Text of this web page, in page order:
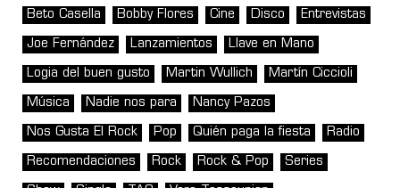
Beto Casella Bobby Flores Cine Disco Entrevistas
Joe Fernández Lanzamientos Llave en Mano
Logia del buen gusto Martin Wullich Martín Ciccioli
Música Nadie nos para Nancy Pazos
Nos Gusta El Rock Pop Quién paga la fiesta Radio
Recomendaciones Rock Rock & Pop Series